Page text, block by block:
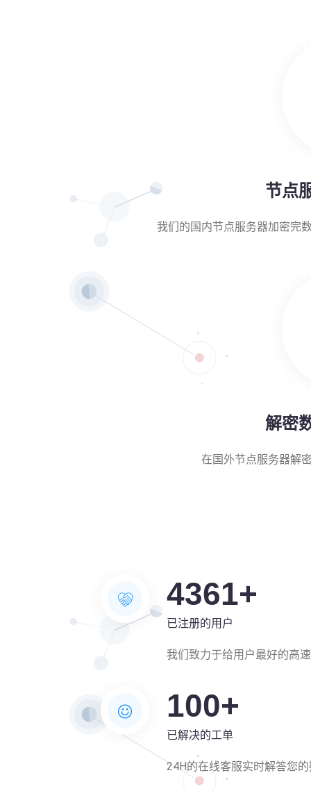
节点
我们的国内节点服务器加密完
解密
在国外节点服务器解
4361+
已注册的用户
我们致力于给用户最好的高
100+
已解决的工单
24H的在线客服实时解答您